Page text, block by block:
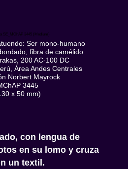
Ser mono-humano
fibra de camélido
200 AC-100 DC
Área Andes Centrales
Norbert Mayrock
3445
x 50 mm)
con lengua de
en su lomo y cruza
un textil.